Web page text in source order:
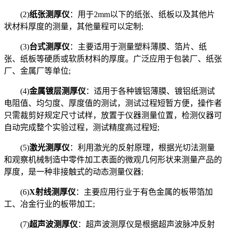
(2)纸张测厚仪：用于2mm以下的纸张、纸板以及其他片
状材料厚度的测量，其他量程可以定制;
(3)台式测厚仪：主要适用于测量塑料薄膜、箔片、纸
张、纸板等硬质或软质材料的厚度。广泛应用于包装厂、纸张
厂、金属厂等单位;
(4)金属镀层测厚仪：适用于各种镀铝薄膜、镀铝纸测试
电阻值、均匀度、厚度值的测试，测试过程短暂方便，操作者
只需裁剪好规定尺寸试样，放置于仪器测量位置，检测仪器可
自动完成整个实验过程，测试精度高过程短;
(5)激光测厚仪：利用激光的反射原理，根据光切法测量
和观察机械制造中零件加工表面的微观几何形状来测量产品的
厚度，是一种非接触式的动态测量仪器;
(6)X射线测厚仪：主要应用行业于有色金属的板带箔加
工、冶金行业的板带加工;
(7)超声波测厚仪：超声波测厚仪是根据超声波脉冲反射